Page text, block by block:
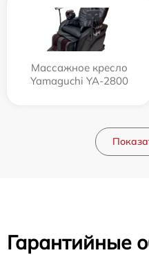
Массажное кресло
Yamaguchi YA-2800
Гарантийные